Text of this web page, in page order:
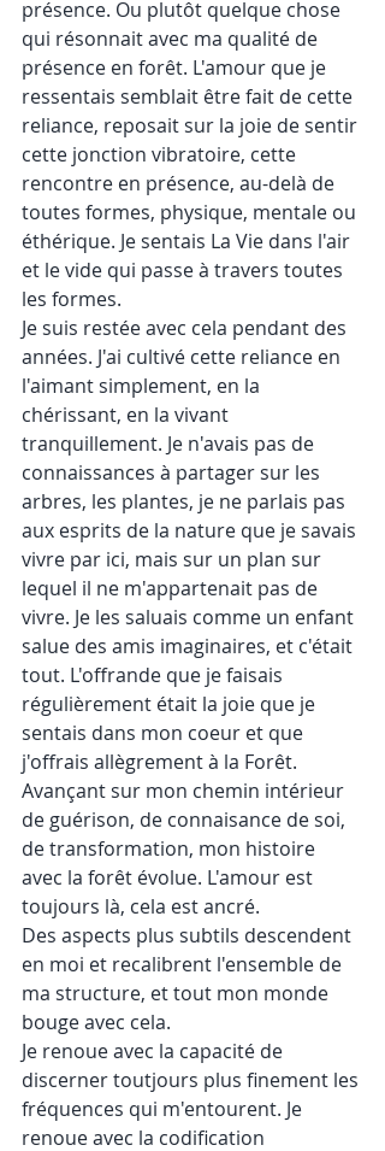
présence. Ou plutôt quelque chose
qui résonnait avec ma qualité de
présence en forêt. L'amour que je
ressentais semblait être fait de cette
reliance, reposait sur la joie de sentir
cette jonction vibratoire, cette
rencontre en présence, au-delà de
toutes formes, physique, mentale ou
éthérique. Je sentais La Vie dans l'air
et le vide qui passe à travers toutes
les formes.
Je suis restée avec cela pendant des
années. J'ai cultivé cette reliance en
l'aimant simplement, en la
chérissant, en la vivant
tranquillement. Je n'avais pas de
connaissances à partager sur les
arbres, les plantes, je ne parlais pas
aux esprits de la nature que je savais
vivre par ici, mais sur un plan sur
lequel il ne m'appartenait pas de
vivre. Je les saluais comme un enfant
salue des amis imaginaires, et c'était
tout. L'offrande que je faisais
régulièrement était la joie que je
sentais dans mon coeur et que
j'offrais allègrement à la Forêt.
Avançant sur mon chemin intérieur
de guérison, de connaisance de soi,
de transformation, mon histoire
avec la forêt évolue. L'amour est
toujours là, cela est ancré.
Des aspects plus subtils descendent
en moi et recalibrent l'ensemble de
ma structure, et tout mon monde
bouge avec cela.
Je renoue avec la capacité de
discerner toutjours plus finement les
fréquences qui m'entourent. Je
renoue avec la codification